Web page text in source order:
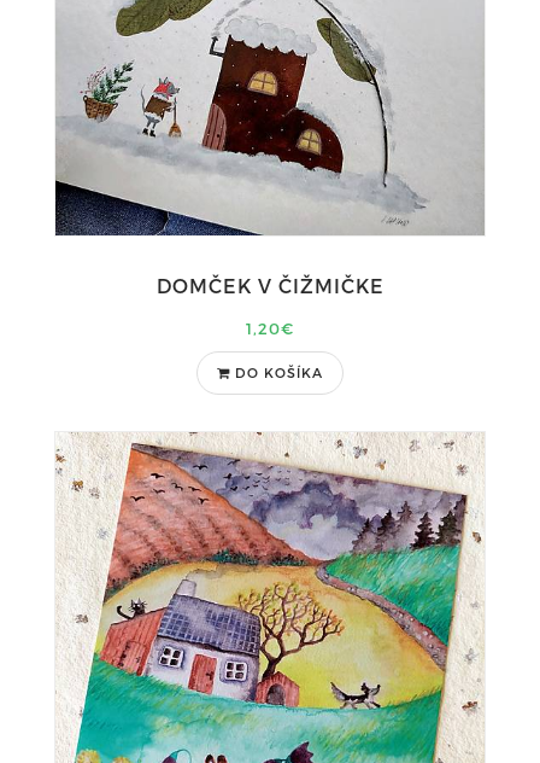
DOMČEK V ČIŽMIČKE
1,20€
DO KOŠÍKA